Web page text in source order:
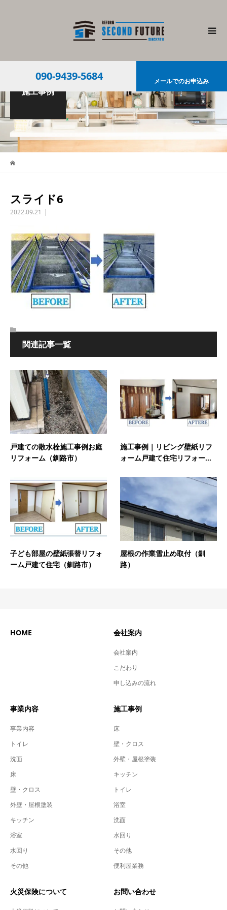
090-9439-5684 メールでのお申込み
施工事例
スライド6
2022.09.21
関連記事一覧
戸建ての散水栓施工事例お庭
リフォーム（釧路市）
施工事例｜リビング壁紙リフ
ォーム戸建て住宅リフォー...
子ども部屋の壁紙張替リフォ
ーム戸建て住宅（釧路市）
屋根の作業雪止め取付（釧
路）
HOME 会社案内
会社案内
こだわり
申し込みの流れ
事業内容
事業内容
トイレ
洗面
床
壁・クロス
外壁・屋根塗装
キッチン
浴室
水回り
その他
施工事例
床
壁・クロス
外壁・屋根塗装
キッチン
トイレ
浴室
洗面
水回り
その他
便利屋業務
火災保険について お問い合わせ